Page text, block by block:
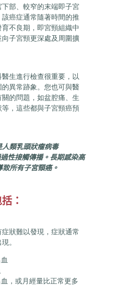
部、較窄的末端即子宮
該癌症通常隨著時間的推
不良期，即宮頸組織中
子宮頸更深處及周圍擴
生進行檢查很重要，以
異常跡象。您也可與醫
的問題，如盆腔痛、生
，這些都與子宮頸癌預
類乳頭狀瘤病毒
過性接觸傳播。長期感染高
致所有子宮頸癌。
：
狀難以發現，症狀通常
。
，或月經量比正常更多